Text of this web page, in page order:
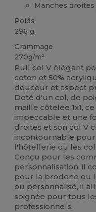
Manches
Poids
296 g.
Grammage
270g/m²
Pull col V élégant
coton et 50%
douceur et aspect
Doté d'un col, de
maille côtelée 1x1,
impeccable et une
droites et son col V
incontournable
l'hôtellerie ou les
Conçu pour les
personnalisation, il
pour la broderie ou
ou personnalisé, il
soignée pour tous
professionnels.